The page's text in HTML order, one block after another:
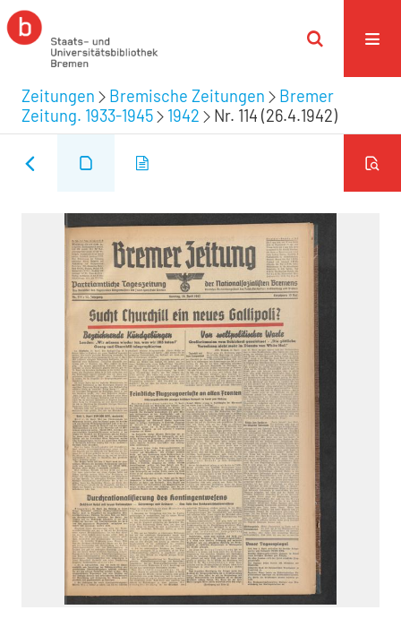
Zeitungen Bremische Zeitungen
Bremer
Zeitung. 1933-1945
1942 Nr. 114 (26.4.1942)